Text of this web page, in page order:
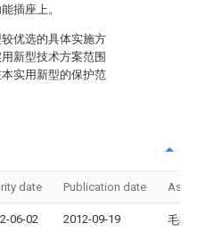
插座上。
优选的具体实施方
新型技术方案范围
实用新型的保护范
date Publication date
06-02 2012-09-19 毛振